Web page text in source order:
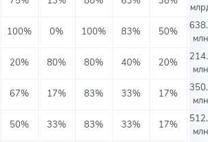
100% 0% 100% 83% 50%
20% 80% 80% 40% 20%
67% 17% 83% 33% 17%
50% 33% 83% 33% 17%